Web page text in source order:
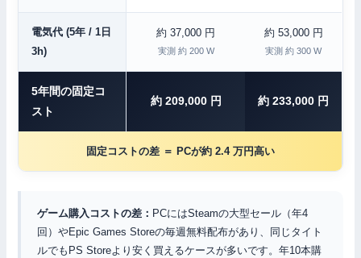
電気代 (5年 / 1日
3h)
約 37,000 円
実測 約 200 W
約 53,000 円
実測 約 300 W
5年間の固定コ
スト
約 209,000 円 約 233,000 円
固定コストの差 ＝ PCが約 2.4 万円高い
ゲーム購入コストの差： PCにはSteamの大型セール（年4
回）やEpic Games Storeの毎週無料配布があり、同じタイト
ルでもPS Storeより安く買えるケースが多いです。年10本購